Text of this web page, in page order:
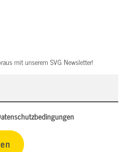
mit unserem SVG Newsletter!